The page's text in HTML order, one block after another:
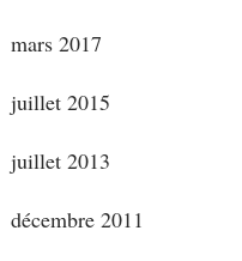
mars 2017
juillet 2015
juillet 2013
décembre 2011